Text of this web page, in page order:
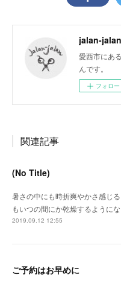
jalan-jalan
愛西市にあ
んです。
フォロー
関連記事
(No Title)
暑さの中にも時折爽やかさ感じ
もいつの間にか乾燥するように
2019.09.12 12:55
ご予約はお早めに